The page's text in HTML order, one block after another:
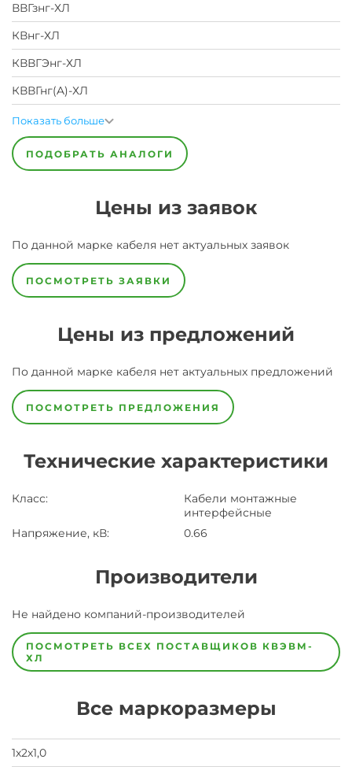
ВВГзнг-ХЛ
КВнг-ХЛ
КВВГЭнг-ХЛ
КВВГнг(A)-ХЛ
Показать больше
ПОДОБРАТЬ АНАЛОГИ
Цены из заявок
По данной марке кабеля нет актуальных заявок
ПОСМОТРЕТЬ ЗАЯВКИ
Цены из предложений
По данной марке кабеля нет актуальных предложений
ПОСМОТРЕТЬ ПРЕДЛОЖЕНИЯ
Технические характеристики
Класс:
Кабели монтажные
интерфейсные
Напряжение, кВ: 0.66
Производители
ЗаводЗавод-
предпочел
скрыть
свои
Не найдено компаний-производителей
ПОСМОТРЕТЬ ВСЕХ ПОСТАВЩИКОВ КВЭВМ-
ХЛ
Все маркоразмеры
1х2х1,0